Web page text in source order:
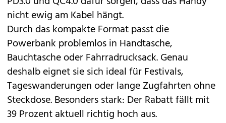
nicht ewig am Kabel hängt.
Durch das kompakte Format passt die
Powerbank problemlos in Handtasche,
Bauchtasche oder Fahrradrucksack. Genau
deshalb eignet sie sich ideal für Festivals,
Tageswanderungen oder lange Zugfahrten ohne
Steckdose. Besonders stark: Der Rabatt fällt mit
39 Prozent aktuell richtig hoch aus.